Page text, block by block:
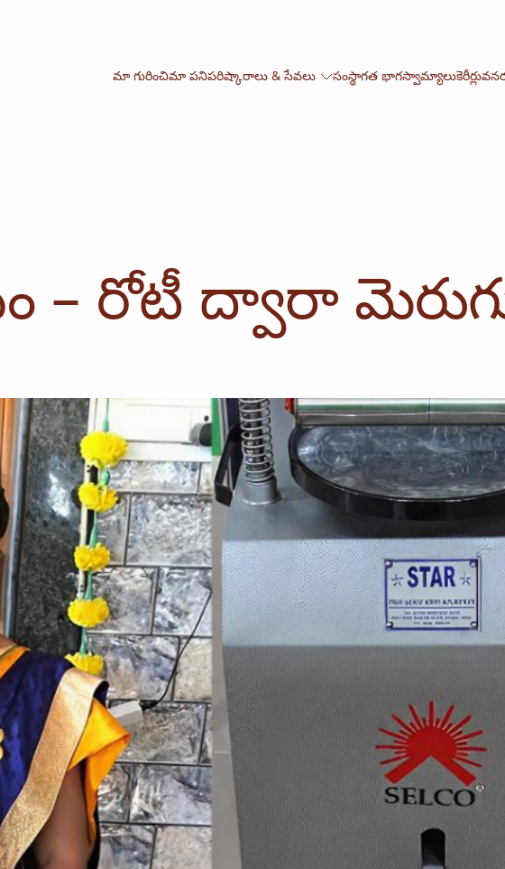
మా గురించిమా పనిపరిష్కారాలు & సేవలు సంస్థాగత భాగస్వామ్యాలుకెరీర్లు
– రోటీ ద్వారా